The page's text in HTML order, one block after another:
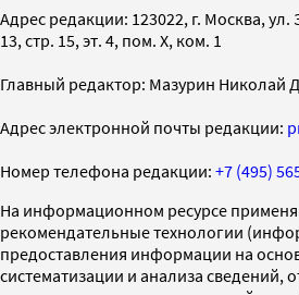
Адрес редакции: 123022, г. Москва, ул.
13, стр. 15, эт. 4, пом. X, ком. 1
Главный редактор: Мазурин Николай
Адрес электронной почты редакции:
Номер телефона редакции: +7 (495)
На информационном ресурсе
рекомендательные технологии
предоставления информации на
систематизации и анализа сведений,